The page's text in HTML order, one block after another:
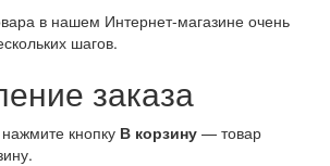
в нашем Интернет-магазине очень
шагов.
заказа
кнопку В корзину — товар